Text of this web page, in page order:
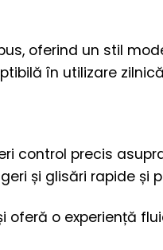
oferind un stil
în utilizare
control precis
și glisări rapide și
o experiență